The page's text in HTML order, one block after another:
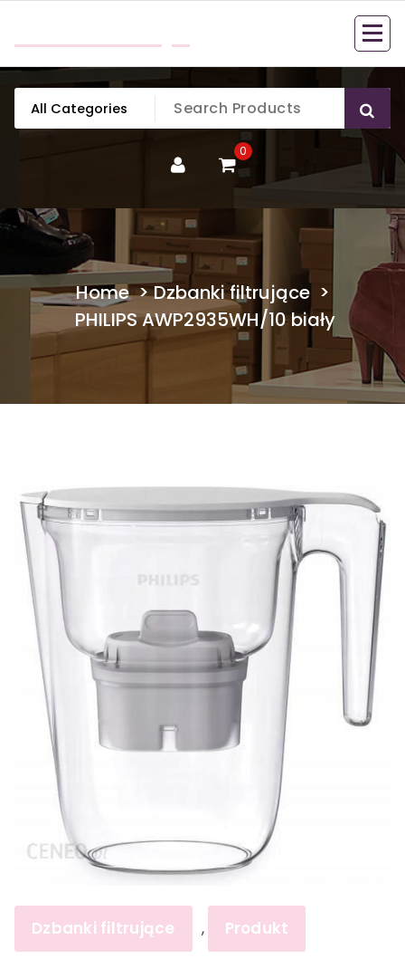
content
0
Home>Dzbanki filtrujące >
PHILIPS AWP2935WH/10 biały
Dzbanki filtrujące , Produkt